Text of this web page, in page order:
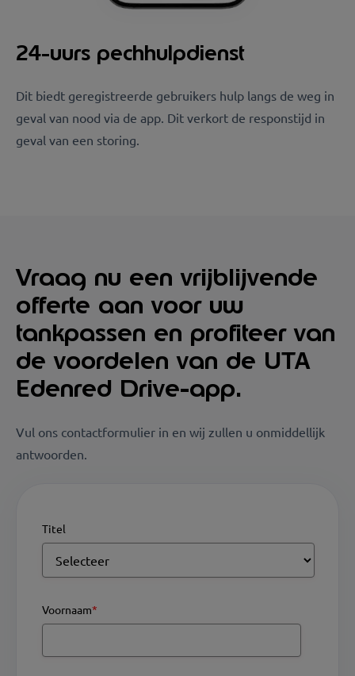
24-uurs pechhulpdienst
Dit biedt geregistreerde gebruikers hulp langs de weg in
geval van nood via de app. Dit verkort de responstijd in
geval van een storing.
Vraag nu een vrijblijvende
offerte aan voor uw
tankpassen en profiteer van
de voordelen van de UTA
Edenred Drive-app.
Vul ons contactformulier in en wij zullen u onmiddellijk
antwoorden.
Titel
Voornaam*